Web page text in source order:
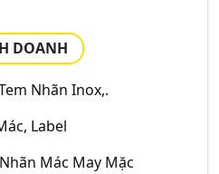
DOANH
Nhãn Inox,.
Label
Mác May Mặc